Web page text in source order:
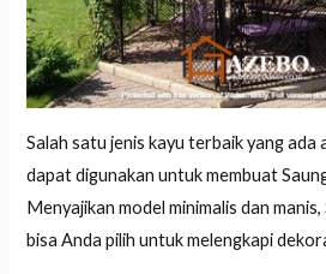
Salah satu jenis kayu terbaik yang ada
dapat digunakan untuk membuat
Menyajikan model minimalis dan
bisa Anda pilih untuk melengkapi